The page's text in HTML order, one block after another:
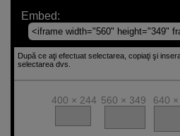
Embed:
După ce aţi efectuat selectarea, copiaţi şi
selectarea dvs.
400 × 244 560 × 349 640